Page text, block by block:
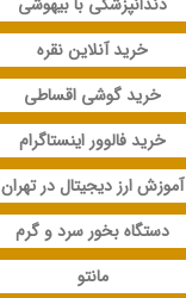
خرید آنلاین نقره
خرید گوشی اقساطی
خرید فالوور اینستاگرام
آموزش ارز دیجیتال در تهران
دستگاه بخور سرد و گرم
مانتو